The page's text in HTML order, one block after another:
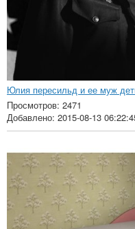
Юлия пересильд и ее муж
Просмотров: 2471
Добавлено: 2015-08-13